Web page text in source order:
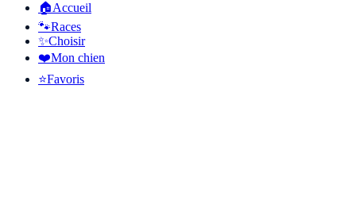
🏠Accueil
🐾Races
✨Choisir
❤️Mon chien
⭐Favoris